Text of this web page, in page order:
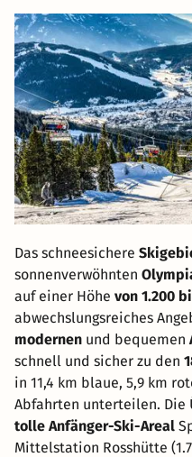
Das schneesichere
sonnenverwöhnten
auf einer Höhe von 1.200
abwechslungsreiches
modernen und bequemen
schnell und sicher zu den
in 11,4 km blaue, 5,9 km
Abfahrten unterteilen.
tolle Anfänger-Ski-Areal
Mittelstation Rosshütte